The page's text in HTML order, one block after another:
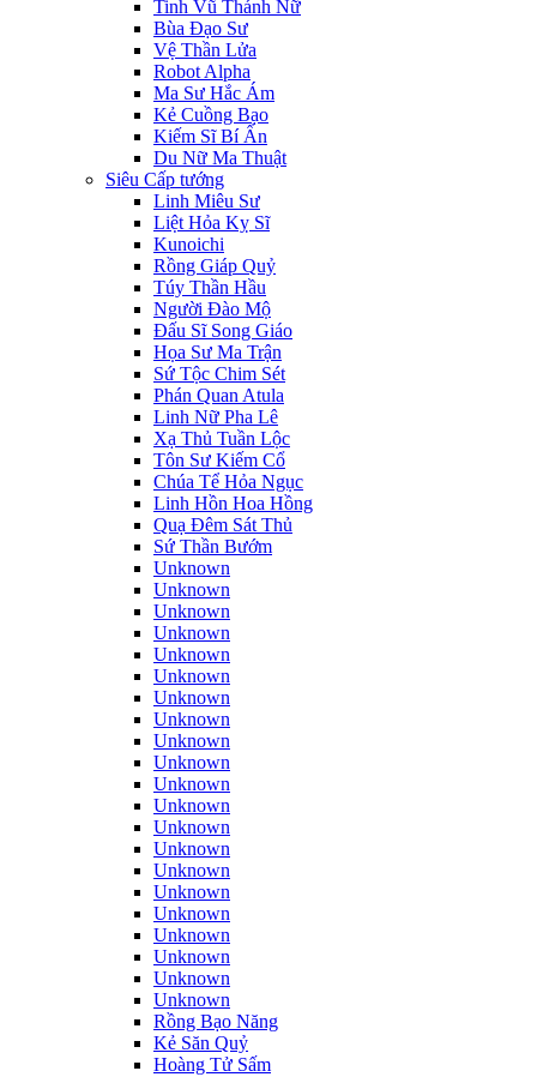
Tinh Vũ Thánh Nữ
Bùa Đạo Sư
Vệ Thần Lửa
Robot Alpha
Ma Sư Hắc Ám
Kẻ Cuồng Bạo
Kiếm Sĩ Bí Ẩn
Du Nữ Ma Thuật
Siêu Cấp tướng
Linh Miêu Sư
Liệt Hỏa Kỵ Sĩ
Kunoichi
Rồng Giáp Quỷ
Túy Thần Hầu
Người Đào Mộ
Đấu Sĩ Song Giáo
Họa Sư Ma Trận
Sứ Tộc Chim Sét
Phán Quan Atula
Linh Nữ Pha Lê
Xạ Thủ Tuần Lộc
Tôn Sư Kiếm Cổ
Chúa Tể Hỏa Ngục
Linh Hồn Hoa Hồng
Quạ Đêm Sát Thủ
Sứ Thần Bướm
Unknown
Unknown
Unknown
Unknown
Unknown
Unknown
Unknown
Unknown
Unknown
Unknown
Unknown
Unknown
Unknown
Unknown
Unknown
Unknown
Unknown
Unknown
Unknown
Unknown
Unknown
Rồng Bạo Năng
Kẻ Săn Quỷ
Hoàng Tử Sấm